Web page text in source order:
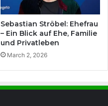
Sebastian Ströbel: Ehefrau
– Ein Blick auf Ehe, Familie
und Privatleben
March 2, 2026